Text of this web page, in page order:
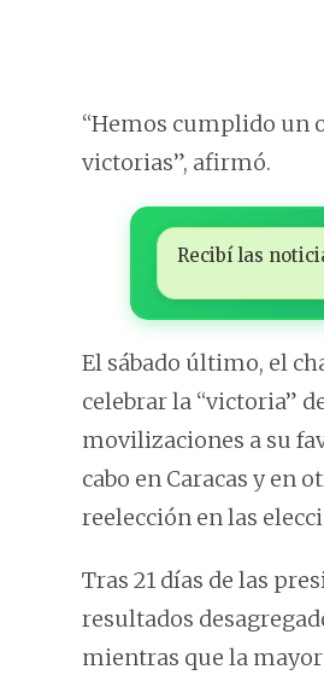
“Hemos cumplido un
victorias”, afirmó.
Recibí las
El sábado último, el
celebrar la “victoria”
movilizaciones a su
cabo en Caracas y en
reelección en las
Tras 21 días de las
resultados
mientras que la